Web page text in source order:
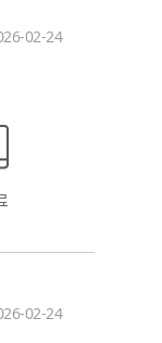
02-24
02-24